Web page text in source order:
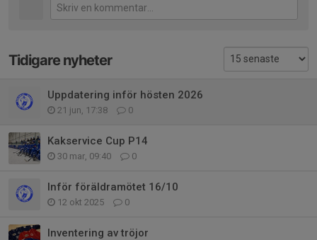
Tidigare nyheter
Uppdatering inför hösten 2026
21 jun, 17:38 0
Kakservice Cup P14
30 mar, 09:40 0
Inför föräldramötet 16/10
12 okt 2025 0
Inventering av tröjor